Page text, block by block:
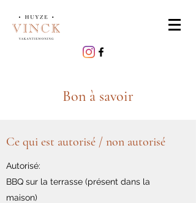
Bon à savoir
Ce qui est autorisé / non autorisé
Autorisé:
BBQ sur la terrasse (présent dans la
maison)